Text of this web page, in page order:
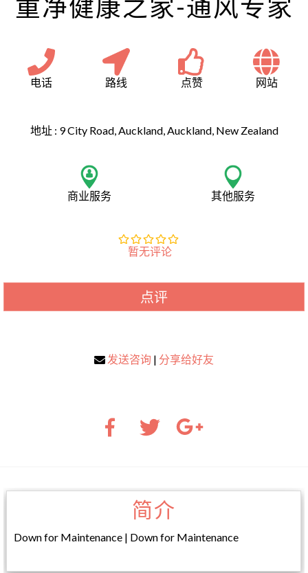
重净健康之家-通风专家
电话 路线 点赞 网站
地址 : 9 City Road, Auckland, Auckland, New Zealand
商业服务 其他服务
暂无评论
点评
发送咨询 | 分享给好友
简介
Down for Maintenance | Down for Maintenance